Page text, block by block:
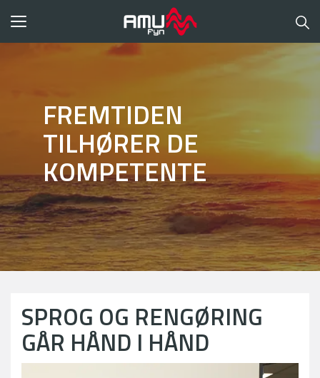
Toggle
FREMTIDEN
TILHØRER DE
KOMPETENTE
SPROG OG RENGØRING
GÅR HÅND I HÅND